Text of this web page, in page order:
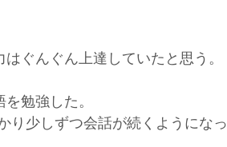
ぐんぐん上達していたと思う。
勉強した。
り少しずつ会話が続くようになっ